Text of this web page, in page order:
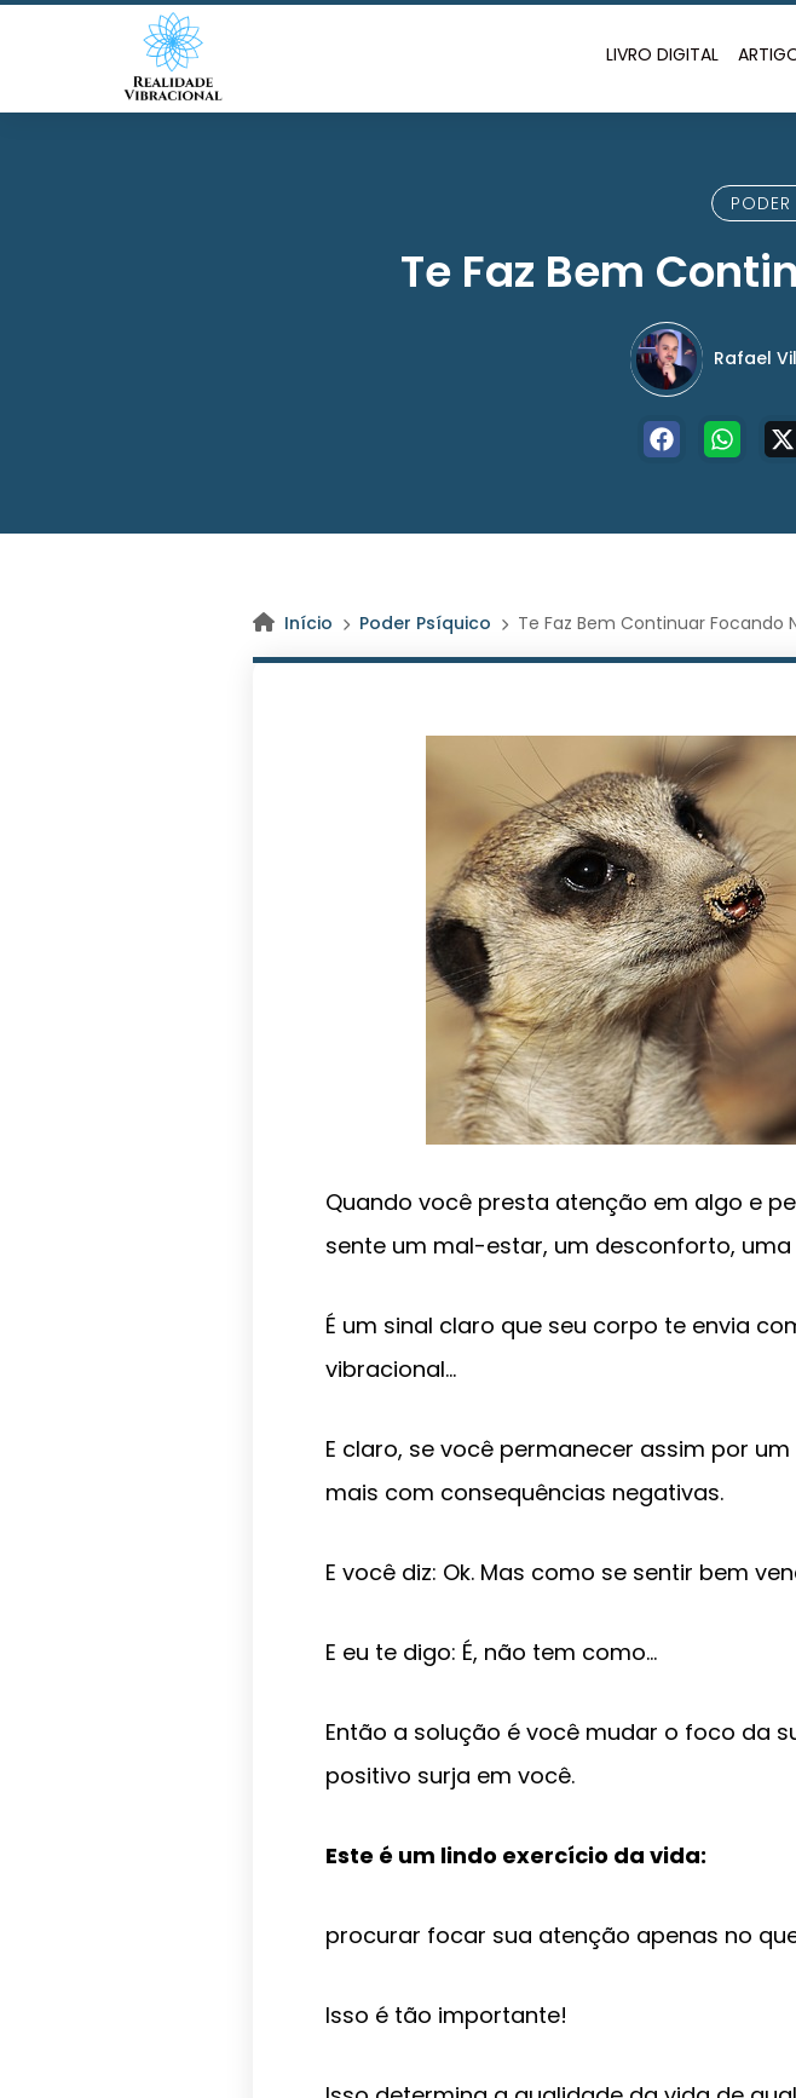
LIVRO DIGITAL
Te Faz Bem
Rafael
Início Poder Psíquico Te Faz Bem Continuar Focando
Quando você presta atenção em algo e
sente um mal-estar, um desconforto,
É um sinal claro que seu corpo te envia
vibracional…
E claro, se você permanecer assim por
mais com consequências negativas.
E você diz: Ok. Mas como se sentir bem
E eu te digo: É, não tem como…
Então a solução é você mudar o foco da
positivo surja em você.
Este é um lindo exercício da vida:
procurar focar sua atenção apenas no
Isso é tão importante!